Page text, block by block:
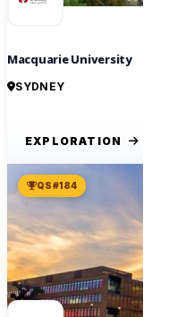
Macquarie University
SYDNEY
EXPLORATION
QS #184